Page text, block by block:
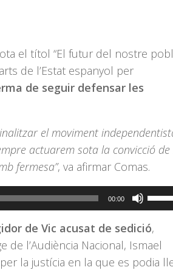
el títol “El futur del nostre
de l’Estat espanyol per
de seguir defensar les
el moviment
actuarem sota la convicció de
fermesa”, va afirmar Comas.
00:00
Feu
servir
les
tecles
de
de Vic acusat de sedició,
l’Audiència Nacional, Ismael
la justícia en la que es podia